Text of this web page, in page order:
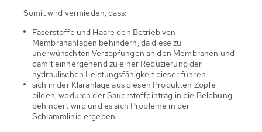
Somit wird vermieden, dass:
Faserstoffe und Haare den Betrieb von
Membrananlagen behindern, da diese zu
unerwünschten Verzopfungen an den Membranen und
damit einhergehend zu einer Reduzierung der
hydraulischen Leistungsfähigkeit dieser führen
sich in der Kläranlage aus diesen Produkten Zöpfe
bilden, wodurch der Sauerstoffeintrag in die Belebung
behindert wird und es sich Probleme in der
Schlammlinie ergeben